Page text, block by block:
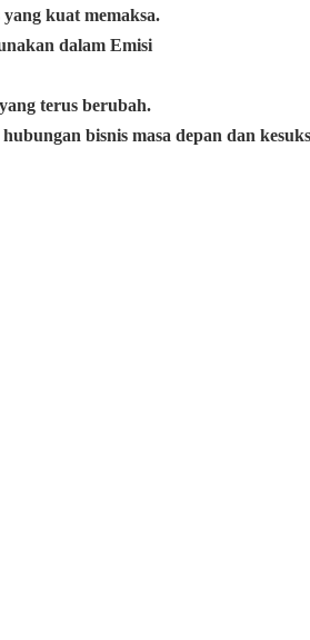
yang kuat memaksa.
dalam Emisi
terus berubah.
bisnis masa depan dan